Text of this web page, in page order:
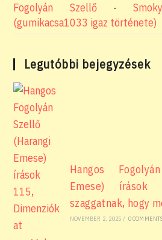
Fogolyán Szellő-
(gumikacsa1033 igaz története)
Legutóbbi bejegyzések
Hangos
Emese) írások
szaggatnak, hogy
NOVEMBER 2, 2025 / 0 COMMENTS